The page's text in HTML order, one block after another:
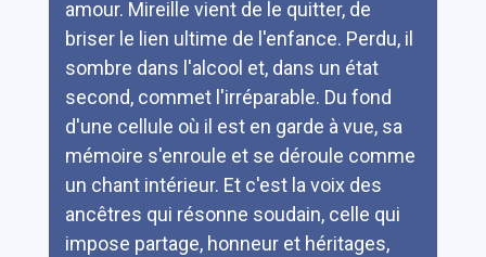
amour. Mireille vient de le quitter, de
briser le lien ultime de l'enfance. Perdu, il
sombre dans l'alcool et, dans un état
second, commet l'irréparable. Du fond
d'une cellule où il est en garde à vue, sa
mémoire s'enroule et se déroule comme
un chant intérieur. Et c'est la voix des
ancêtres qui résonne soudain, celle qui
impose partage, honneur et héritages,